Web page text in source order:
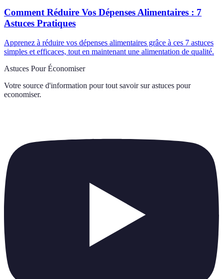
Comment Réduire Vos Dépenses Alimentaires : 7
Astuces Pratiques
Apprenez à réduire vos dépenses alimentaires grâce à ces 7 astuces
simples et efficaces, tout en maintenant une alimentation de qualité.
Astuces Pour Économiser
Votre source d'information pour tout savoir sur astuces pour
economiser.